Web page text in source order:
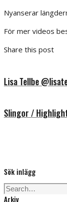
Nyanserar
För mer videos
Share this post
Lisa Tellbe
Slingor /
Sök inlägg
Search
Arkiv